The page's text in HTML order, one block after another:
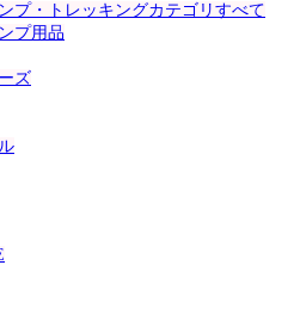
プ・トレッキングカテゴリすべて
プ用品
ズ